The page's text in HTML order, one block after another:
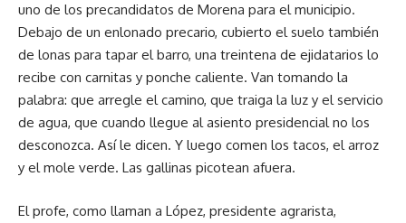
uno de los precandidatos de Morena para el municipio.
Debajo de un enlonado precario, cubierto el suelo también
de lonas para tapar el barro, una treintena de ejidatarios lo
recibe con carnitas y ponche caliente. Van tomando la
palabra: que arregle el camino, que traiga la luz y el servicio
de agua, que cuando llegue al asiento presidencial no los
desconozca. Así le dicen. Y luego comen los tacos, el arroz
y el mole verde. Las gallinas picotean afuera.
El profe, como llaman a López, presidente agrarista,